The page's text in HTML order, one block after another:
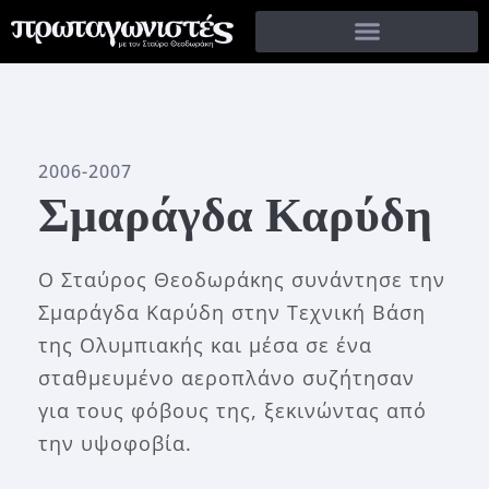
2006-2007
Σμαράγδα Καρύδη
O Σταύρος Θεοδωράκης συνάντησε την
Σμαράγδα Καρύδη στην Τεχνική Βάση
της Ολυμπιακής και μέσα σε ένα
σταθμευμένο αεροπλάνο συζήτησαν
για τους φόβους της, ξεκινώντας από
την υψοφοβία.